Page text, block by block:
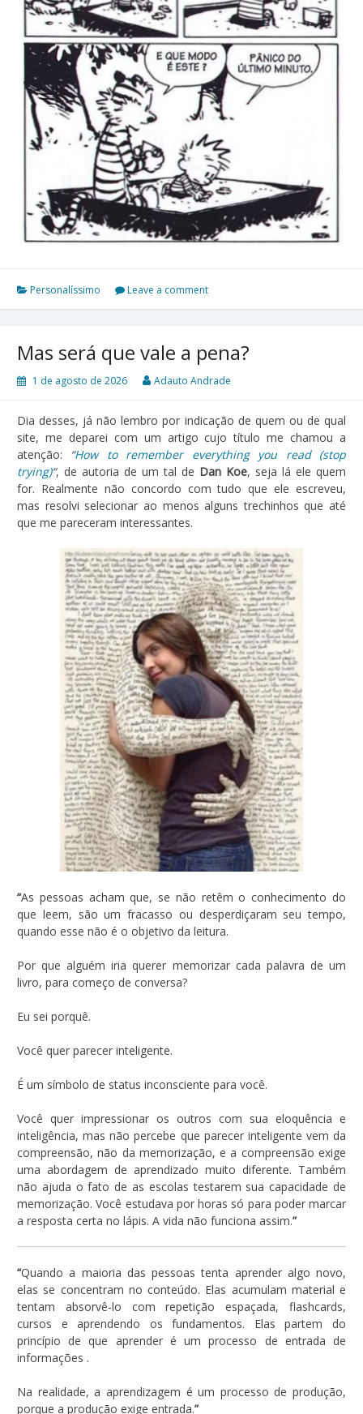
Personalíssimo Leave a comment
Mas será que vale a pena?
1 de agosto de 2026 Adauto Andrade
Dia desses, já não lembro por indicação de quem ou de qual
site, me deparei com um artigo cujo título me chamou a
atenção: “How to remember everything you read (stop
trying)“, de autoria de um tal de Dan Koe, seja lá ele quem
for. Realmente não concordo com tudo que ele escreveu,
mas resolvi selecionar ao menos alguns trechinhos que até
que me pareceram interessantes.
“As pessoas acham que, se não retêm o conhecimento do
que leem, são um fracasso ou desperdiçaram seu tempo,
quando esse não é o objetivo da leitura.
Por que alguém iria querer memorizar cada palavra de um
livro, para começo de conversa?
Eu sei porquê.
Você quer parecer inteligente.
É um símbolo de status inconsciente para você.
Você quer impressionar os outros com sua eloquência e
inteligência, mas não percebe que parecer inteligente vem da
compreensão, não da memorização, e a compreensão exige
uma abordagem de aprendizado muito diferente. Também
não ajuda o fato de as escolas testarem sua capacidade de
memorização. Você estudava por horas só para poder marcar
a resposta certa no lápis. A vida não funciona assim.”
“Quando a maioria das pessoas tenta aprender algo novo,
elas se concentram no conteúdo. Elas acumulam material e
tentam absorvê-lo com repetição espaçada, flashcards,
cursos e aprendendo os fundamentos. Elas partem do
princípio de que aprender é um processo de entrada de
informações .
Na realidade, a aprendizagem é um processo de produção,
porque a produção exige entrada.”